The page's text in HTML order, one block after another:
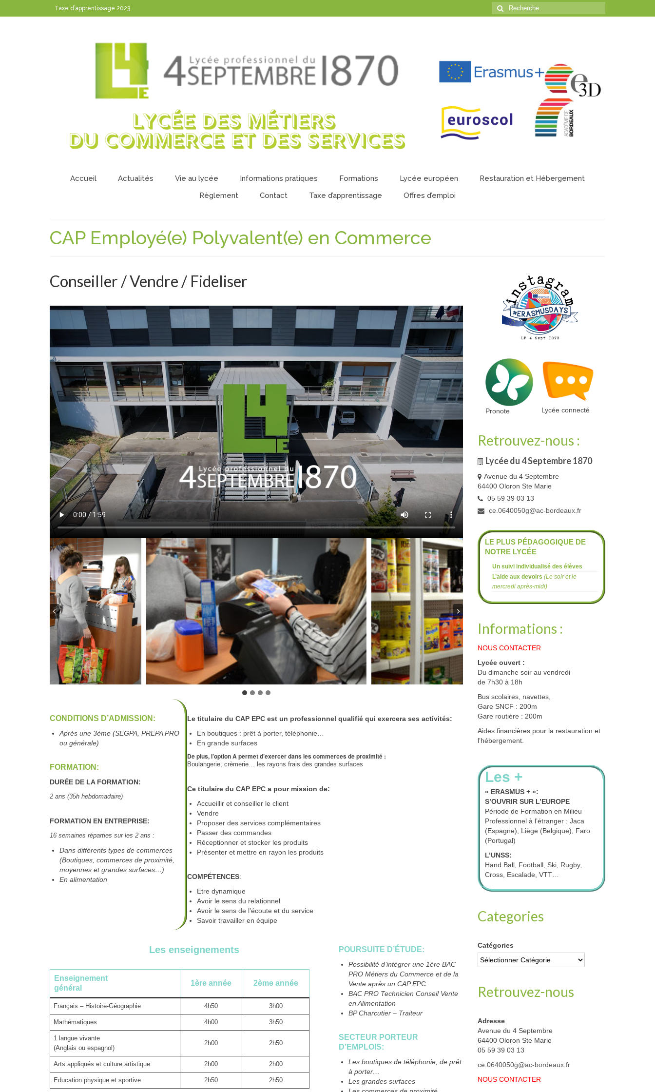
Taxe d’apprentissage 2023
Rechercher
:
Accueil Actualités Vie au lycée Informations pratiques Formations Lycée européen
Restauration et Hébergement
Règlement
Contact Taxe d’apprentissage Offres d’emploi
CAP Employé(e) Polyvalent(e) en Commerce
Conseiller / Vendre / Fideliser
CONDITIONS D’ADMISSION:
Après une 3ème (SEGPA, PREPA PRO
ou générale)
FORMATION:
DURÉE DE LA FORMATION:
2 ans (35h hebdomadaire)
FORMATION EN ENTREPRISE:
16 semaines réparties sur les 2 ans :
Dans différents types de commerces
(Boutiques, commerces de proximité,
moyennes et grandes surfaces…)
En alimentation
Le titulaire du CAP EPC est un professionnel qualifié qui exercera ses activités:
En boutiques : prêt à porter, téléphonie…
En grande surfaces
De plus, l’option A permet d’exercer dans les commerces de proximité :
Boulangerie, crèmerie… les rayons frais des grandes surfaces
Ce titulaire du CAP EPC a pour mission de:
Accueillir et conseiller le client
Vendre
Proposer des services complémentaires
Passer des commandes
Réceptionner et stocker les produits
Présenter et mettre en rayon les produits
COMPÉTENCES:
Etre dynamique
Avoir le sens du relationnel
Avoir le sens de l’écoute et du service
Savoir travailler en équipe
Les enseignements
Enseignement
général
1ère année 2ème année
Français – Histoire-Géographie 4h50 3h00
Mathématiques 4h00 3h50
1 langue vivante
(Anglais ou espagnol)
2h00 2h50
Arts appliqués et culture artistique 2h00 2h00
Education physique et sportive 2h50 2h50
POURSUITE D’ÉTUDE:
Possibilité d’intégrer une 1ère BAC
PRO Métiers du Commerce et de la
Vente après un CAP EPC
BAC PRO Technicien Conseil Vente
en Alimentation
BP Charcutier – Traiteur
SECTEUR PORTEUR
D’EMPLOIS:
Les boutiques de téléphonie, de prêt
à porter…
Les grandes surfaces
Pronote Lycée connecté
Retrouvez-nous :
Lycée du 4 Septembre 1870
Avenue du 4 Septembre
64400 Oloron Ste Marie
05 59 39 03 13
ce.0640050g@ac-bordeaux.fr
LE PLUS PÉDAGOGIQUE DE
NOTRE LYCÉE
Un suivi individualisé des élèves
L’aide aux devoirs (Le soir et le
mercredi après-midi)
Informations :
NOUS CONTACTER
Lycée ouvert :
Du dimanche soir au vendredi
de 7h30 à 18h
Bus scolaires, navettes,
Gare SNCF : 200m
Gare routière : 200m
Aides financières pour la restauration et
l’hébergement.
Les +
« ERASMUS + »:
S’OUVRIR SUR L’EUROPE
Période de Formation en Milieu
Professionnel à l’étranger : Jaca
(Espagne), Liège (Belgique), Faro
(Portugal)
L’UNSS:
Hand Ball, Football, Ski, Rugby,
Cross, Escalade, VTT…
Categories
Catégories
Retrouvez-nous
Adresse
Avenue du 4 Septembre
64400 Oloron Ste Marie
05 59 39 03 13
ce.0640050g@ac-bordeaux.fr
NOUS CONTACTER